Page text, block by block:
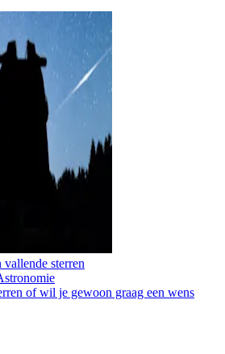
sterren
of wil je gewoon graag een wens